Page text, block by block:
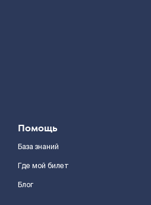
Помощь
База знаний
Где мой билет
Блог